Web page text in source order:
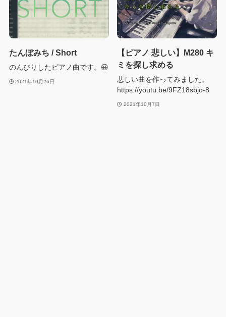
たんぼみち / Short
のんびりしたピアノ曲です。😃
2021年10月26日
【ピアノ 悲しい】M280 キ
ミを探し求める
悲しい曲を作ってみました。
https://youtu.be/9FZ18sbjo-8
2021年10月7日